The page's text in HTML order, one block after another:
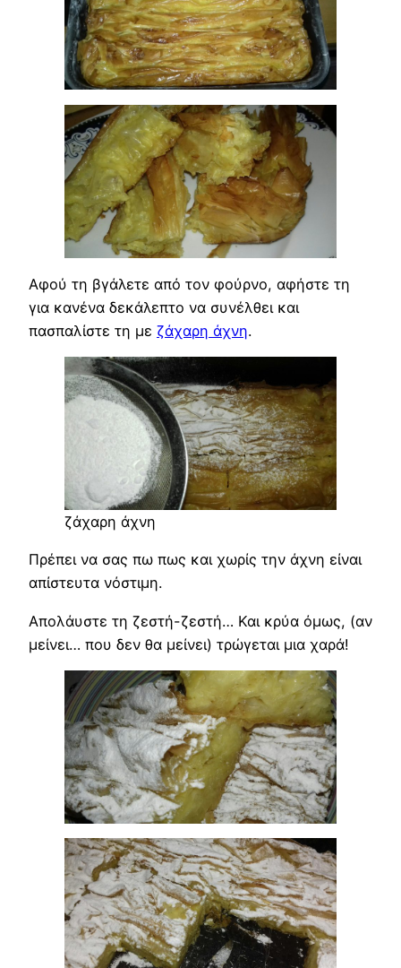
Αφού τη βγάλετε από τον φούρνο, αφήστε τη
για κανένα δεκάλεπτο να συνέλθει και
πασπαλίστε τη με ζάχαρη άχνη.
ζάχαρη άχνη
Πρέπει να σας πω πως και χωρίς την άχνη είναι
απίστευτα νόστιμη.
Απολάυστε τη ζεστή-ζεστή… Και κρύα όμως, (αν
μείνει… που δεν θα μείνει) τρώγεται μια χαρά!